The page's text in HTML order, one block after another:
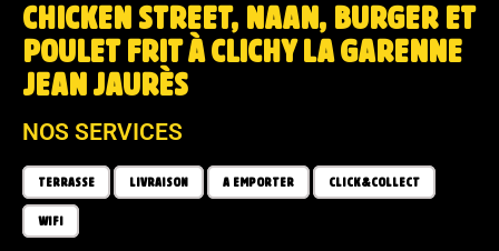
CHICKEN STREET, NAAN, BURGER ET
POULET FRIT À CLICHY LA GARENNE
JEAN JAURÈS
NOS SERVICES
TERRASSE LIVRAISON A EMPORTER CLICK&COLLECT
WIFI